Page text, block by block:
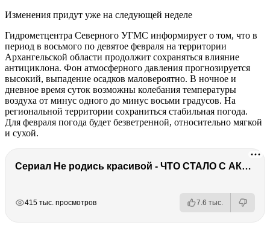
Изменения придут уже на следующей неделе
Гидрометцентра Северного УГМС информирует о том, что в
период в восьмого по девятое февраля на территории
Архангельской области продолжит сохраняться влияние
антициклона. Фон атмосферного давления прогнозируется
высокий, выпадение осадков маловероятно. В ночное и
дневное время суток возможны колебания температуры
воздуха от минус одного до минус восьми градусов. На
региональной территории сохраниться стабильная погода.
Для февраля погода будет безветренной, относительно мягкой
и сухой.
Сериал Не родись красивой - ЧТО СТАЛО С АКТЕРАМИ? Смерть, тюрьма и красота
415 тыс. просмотров 7.6 тыс.